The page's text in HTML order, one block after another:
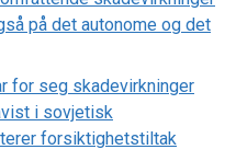
på det autonome og det
for seg skadevirkninger
i sovjetisk
forsiktighetstiltak